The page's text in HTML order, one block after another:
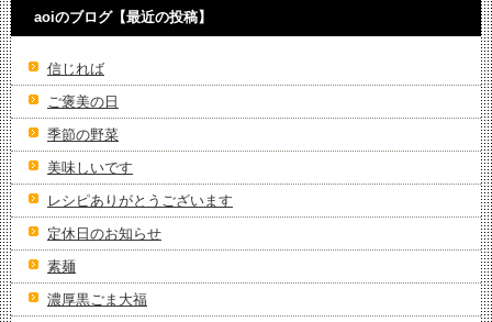
aoiのブログ【最近の投稿】
信じれば
ご褒美の日
季節の野菜
美味しいです
レシピありがとうございます
定休日のお知らせ
素麺
濃厚黒ごま大福